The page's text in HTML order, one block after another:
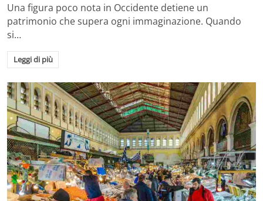
Una figura poco nota in Occidente detiene un
patrimonio che supera ogni immaginazione. Quando
si…
Leggi di più